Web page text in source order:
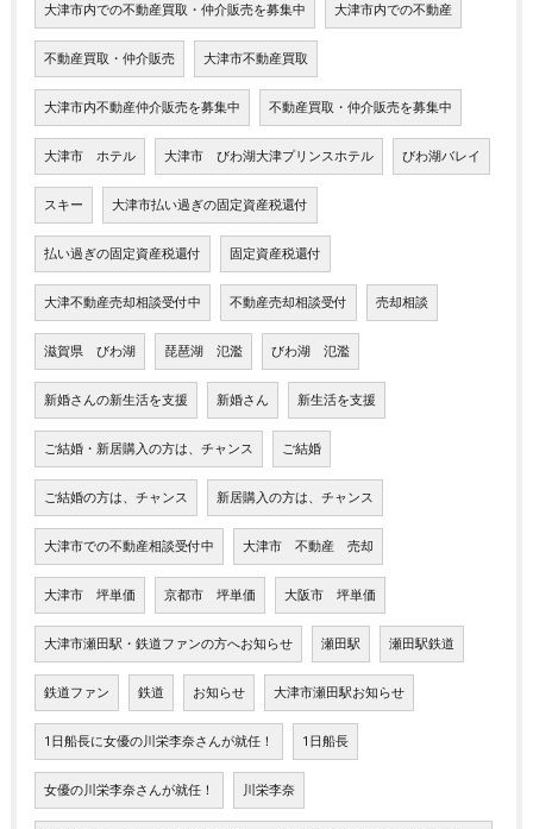
大津市内での不動産買取・仲介販売を募集中 大津市内での不動産
不動産買取・仲介販売 大津市不動産買取
大津市内不動産仲介販売を募集中 不動産買取・仲介販売を募集中
大津市 ホテル 大津市 びわ湖大津プリンスホテル びわ湖バレイ
スキー 大津市払い過ぎの固定資産税還付
払い過ぎの固定資産税還付 固定資産税還付
大津不動産売却相談受付中 不動産売却相談受付 売却相談
滋賀県 びわ湖 琵琶湖 氾濫 びわ湖 氾濫
新婚さんの新生活を支援 新婚さん 新生活を支援
ご結婚・新居購入の方は、チャンス ご結婚
ご結婚の方は、チャンス 新居購入の方は、チャンス
大津市での不動産相談受付中 大津市 不動産 売却
大津市 坪単価 京都市 坪単価 大阪市 坪単価
大津市瀬田駅・鉄道ファンの方へお知らせ 瀬田駅 瀬田駅鉄道
鉄道ファン 鉄道 お知らせ 大津市瀬田駅お知らせ
1日船長に女優の川栄李奈さんが就任！ 1日船長
女優の川栄李奈さんが就任！ 川栄李奈